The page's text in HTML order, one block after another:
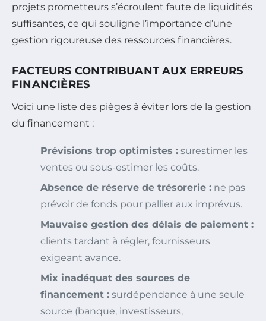
projets prometteurs s’écroulent faute de liquidités
suffisantes, ce qui souligne l’importance d’une
gestion rigoureuse des ressources financières.
FACTEURS CONTRIBUANT AUX ERREURS
FINANCIÈRES
Voici une liste des pièges à éviter lors de la gestion
du financement :
Prévisions trop optimistes : surestimer les
ventes ou sous-estimer les coûts.
Absence de réserve de trésorerie : ne pas
prévoir de fonds pour pallier aux imprévus.
Mauvaise gestion des délais de paiement :
clients tardant à régler, fournisseurs
exigeant avance.
Mix inadéquat des sources de
financement : surdépendance à une seule
source (banque, investisseurs,